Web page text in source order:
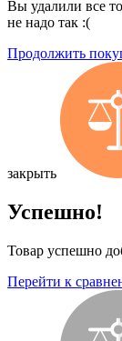
Вы удалили все
не надо так :(
Продолжить
закрыть
Успешно!
Товар успешно
Перейти к